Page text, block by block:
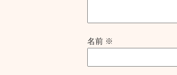
名前 ※